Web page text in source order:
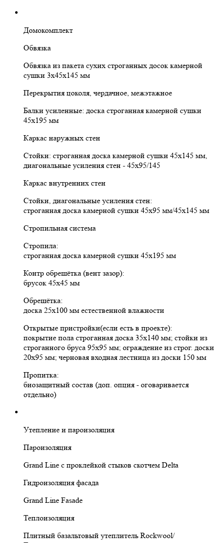
Домокомплект
Обвязка
Обвязка из пакета сухих строганных досок камерной
сушки 3х45х145 мм
Перекрытия цоколя, чердачное, межэтажное
Балки усиленные: доска строганная камерной сушки
45х195 мм
Каркас наружных стен
Стойки: строганная доска камерной сушки 45х145 мм,
диагональные усиления стен - 45х95/145
Каркас внутренних стен
Стойки, диагональные усиления стен:
строганная доска камерной сушки 45х95 мм/45х145 мм
Стропильная система
Стропила:
строганная доска камерной сушки 45х195 мм
Контр обрешётка (вент зазор):
брусок 45х45 мм
Обрешётка:
доска 25х100 мм естественной влажности
Открытые пристройки(если есть в проекте):
покрытие пола строганная доска 35х140 мм; стойки из
строганного бруса 95х95 мм; ограждение из строг. доски
20х95 мм; черновая входная лестница из доски 150 мм
Пропитка:
биозащитный состав (доп. опция - оговаривается
отдельно)
Утепление и пароизоляция
Пароизоляция
Grand Line с проклейкой стыков скотчем Delta
Гидроизоляция фасада
Grand Line Fasade
Теплоизоляция
Плитный базальтовый утеплитель Rockwool/